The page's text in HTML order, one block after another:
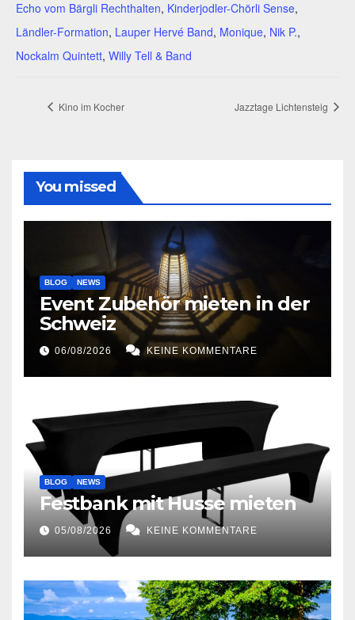
Echo vom Bärgli Rechthalten, Kinderjodler-Chörli Sense,
Ländler-Formation, Lauper Hervé Band, Monique, Nik P.,
Nockalm Quintett, Willy Tell & Band
Kino im Kocher Jazztage Lichtensteig
You missed
BLOG NEWS
Event Zubehör mieten in der
Schweiz
06/08/2026 KEINE KOMMENTARE
BLOG NEWS
Festbank mit Husse mieten
05/08/2026 KEINE KOMMENTARE